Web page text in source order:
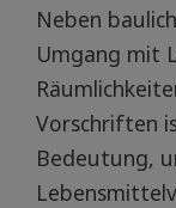
Neben
Umgang mit
Vorschriften
Bedeutung,